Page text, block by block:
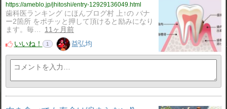
https://ameblo.jp/jhitoshi/entry-12929136049.html
歯科医ランキング にほんブログ村 上↑の バナ
ー2箇所 をポチッと押して頂けると励みになり
ます。毎…
11ヶ月前
いいね！
1 益弘均